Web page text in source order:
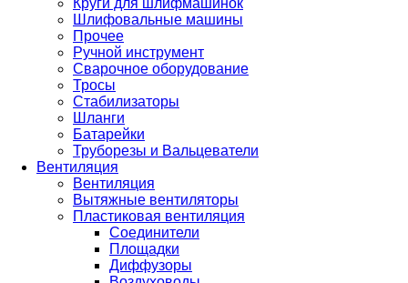
Круги для шлифмашинок
Шлифовальные машины
Прочее
Ручной инструмент
Сварочное оборудование
Тросы
Стабилизаторы
Шланги
Батарейки
Труборезы и Вальцеватели
Вентиляция
Вентиляция
Вытяжные вентиляторы
Пластиковая вентиляция
Соединители
Площадки
Диффузоры